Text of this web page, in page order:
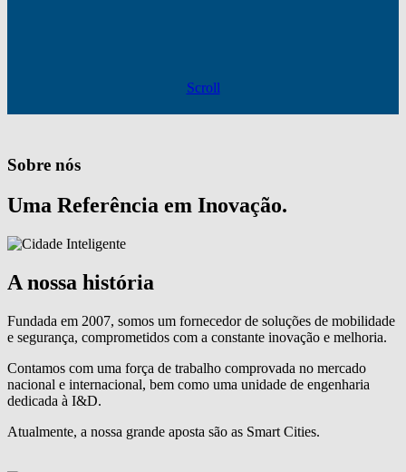
Scroll
Sobre nós
Uma Referência em Inovação.
A nossa história
Fundada em 2007, somos um fornecedor de soluções de mobilidade
e segurança, comprometidos com a constante inovação e melhoria.
Contamos com uma força de trabalho comprovada no mercado
nacional e internacional, bem como uma unidade de engenharia
dedicada à I&D.
Atualmente, a nossa grande aposta são as Smart Cities.